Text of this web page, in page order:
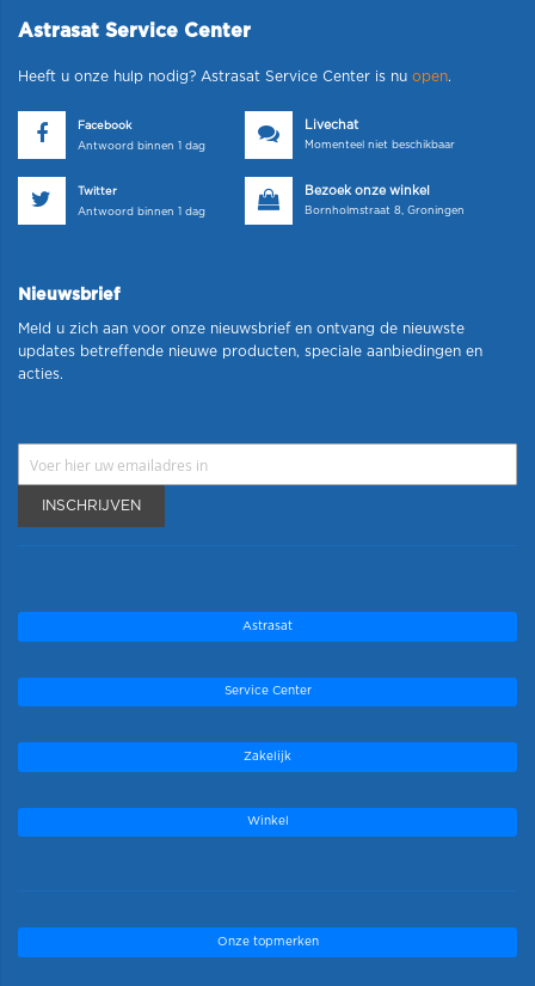
Astrasat Service Center
Heeft u onze hulp nodig? Astrasat Service Center is nu open.
Facebook
Antwoord binnen 1 dag
Livechat
Momenteel niet beschikbaar
Twitter
Antwoord binnen 1 dag
Bezoek onze winkel
Bornholmstraat 8, Groningen
Nieuwsbrief
Meld u zich aan voor onze nieuwsbrief en ontvang de nieuwste
updates betreffende nieuwe producten, speciale aanbiedingen en
acties.
INSCHRIJVEN
Astrasat
Service Center
Zakelijk
Winkel
Onze topmerken